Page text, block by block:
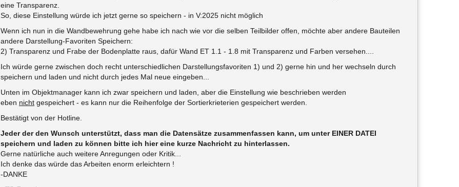
eine Transparenz.
So, diese Einstellung würde ich jetzt gerne so speichern - in V:2025 nicht möglich
Wenn ich nun in die Wandbewehrung gehe habe ich nach wie vor die selben Teilbilder offen, möchte aber andere Bauteilen
andere Darstellung-Favoriten Speichern:
2) Transparenz und Frabe der Bodenplatte raus, dafür Wand ET 1.1 - 1.8 mit Transparenz und Farben versehen....
Ich würde gerne zwischen doch recht unterschiedlichen Darstellungsfavoriten 1) und 2) gerne hin und her wechseln durch
speichern und laden und nicht durch jedes Mal neue eingeben...
Unten im Objektmanager kann ich zwar speichern und laden, aber die Einstellung wie beschrieben werden
eben nicht gespeichert - es kann nur die Reihenfolge der Sortierkrieterien gespeichert werden.
Bestätigt von der Hotline.
Jeder der den Wunsch unterstützt, dass man die Datensätze zusammenfassen kann, um unter EINER DATEI
speichern und laden zu können bitte ich hier eine kurze Nachricht zu hinterlassen.
Gerne natürliche auch weitere Anregungen oder Kritik...
Ich denke das würde das Arbeiten enorm erleichtern !
-DANKE